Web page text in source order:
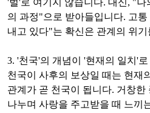
'벌'로 여기지 않습니다. 대신, "나
의 과정"으로 받아들입니다. 고
내고 있다"는 확신은 관계의 위
3. '천국'의 개념이 '현재의 일치 '
천국이 사후의 보상일 때는 현재
관계가 곧 천국이 됩니다. 거창한
나누며 사랑을 주고받을 때 느끼